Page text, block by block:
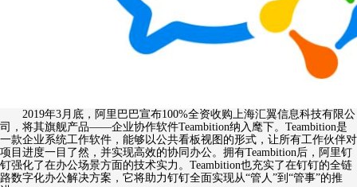
2019年3月底，阿里巴巴宣布100%全资收购上海汇翼信息科技有限公
司，将其旗舰产品——企业协作软件Teambition纳入麾下。Teambition是
一款企业系统工作软件，能够以公共看板视图的形式，让所有工作伙伴对
项目进度一目了然，并实现高效的协同办公。拥有Teambition后，阿里钉
钉强化了在办公场景方面的技术实力。Teambition也充实了在钉钉的全链
路数字化办公解决方案，它将助力钉钉全面实现从“管人”到“管事”的推